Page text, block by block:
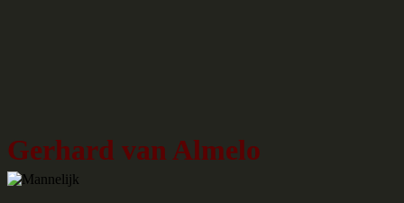
Gerhard van Almelo